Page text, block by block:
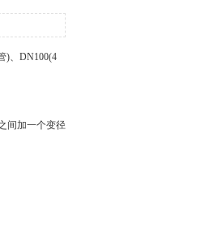
)、DN100(4
间加一个变径